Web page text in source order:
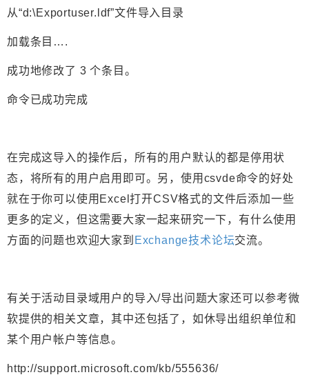
从“d:\Exportuser.ldf”文件导入目录
加载条目….
成功地修改了 3 个条目。
命令已成功完成
在完成这导入的操作后，所有的用户默认的都是停用状
态，将所有的用户启用即可。另，使用csvde命令的好处
就在于你可以使用Excel打开CSV格式的文件后添加一些
更多的定义，但这需要大家一起来研究一下，有什么使用
方面的问题也欢迎大家到 Exchange技术论坛交流。
有关于活动目录域用户的导入/导出问题大家还可以参考微
软提供的相关文章，其中还包括了，如休导出组织单位和
某个用户帐户等信息。
http://support.microsoft.com/kb/555636/